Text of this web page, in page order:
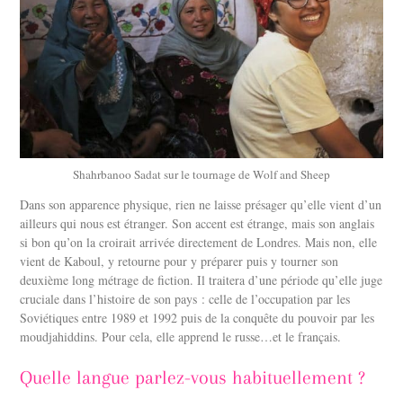
Shahrbanoo Sadat sur le tournage de Wolf and Sheep
Dans son apparence physique, rien ne laisse présager qu’elle vient d’un
ailleurs qui nous est étranger. Son accent est étrange, mais son anglais
si bon qu’on la croirait arrivée directement de Londres. Mais non, elle
vient de Kaboul, y retourne pour y préparer puis y tourner son
deuxième long métrage de fiction. Il traitera d’une période qu’elle juge
cruciale dans l’histoire de son pays : celle de l’occupation par les
Soviétiques entre 1989 et 1992 puis de la conquête du pouvoir par les
moudjahiddins. Pour cela, elle apprend le russe…et le français.
Quelle langue parlez-vous habituellement ?